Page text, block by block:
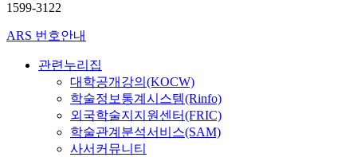
1599-3122
ARS 번호안내
관련누리집
대학공개강의(KOCW)
학술정보통계시스템(Rinfo)
외국학술지지원센터(FRIC)
학술관계분석서비스(SAM)
사서커뮤니티